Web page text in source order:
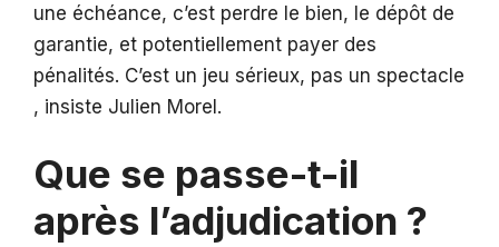
une échéance, c’est perdre le bien, le dépôt de
garantie, et potentiellement payer des
pénalités. C’est un jeu sérieux, pas un spectacle
, insiste Julien Morel.
Que se passe-t-il
après l’adjudication ?